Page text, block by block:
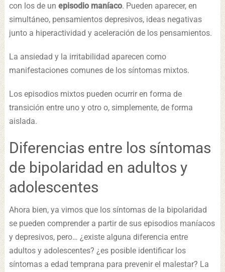
con los de un episodio maníaco. Pueden aparecer, en
simultáneo, pensamientos depresivos, ideas negativas
junto a hiperactividad y aceleración de los pensamientos.
La ansiedad y la irritabilidad aparecen como
manifestaciones comunes de los síntomas mixtos.
Los episodios mixtos pueden ocurrir en forma de
transición entre uno y otro o, simplemente, de forma
aislada.
Diferencias entre los síntomas
de bipolaridad en adultos y
adolescentes
Ahora bien, ya vimos que los síntomas de la bipolaridad
se pueden comprender a partir de sus episodios maníacos
y depresivos, pero… ¿existe alguna diferencia entre
adultos y adolescentes? ¿es posible identificar los
síntomas a edad temprana para prevenir el malestar? La